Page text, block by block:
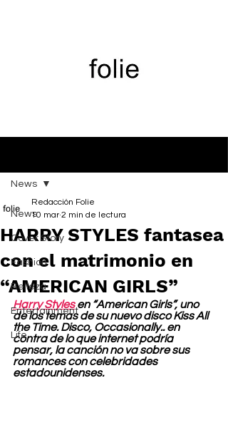
News
Cover Story
Fashion
Belleza
Entertainment
Life
News
HARRY STYLES fantasea
con el matrimonio en
“AMERICAN GIRLS”
Redacción Folie
10 mar 2 min de lectura
Harry Styles en “American Girls”, uno
de los temas de su nuevo disco Kiss All
the Time. Disco, Occasionally.. en
contra de lo que internet podría
pensar, la canción no va sobre sus
romances con celebridades
estadounidenses.